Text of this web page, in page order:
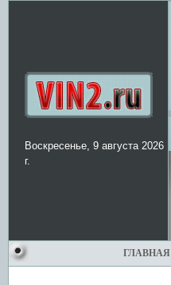
Воскресенье, 9 августа 2026
г.
ГЛАВНАЯ